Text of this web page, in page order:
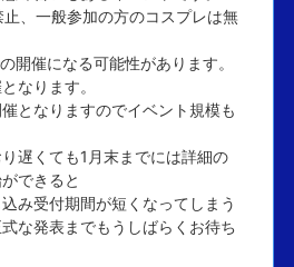
、一般参加の方のコスプレは無
開催になる可能性があります。
なります。
となりますのでイベント規模も
遅くても1月末までには詳細の
できると
み受付期間が短くなってしまう
な発表までもうしばらくお待ち